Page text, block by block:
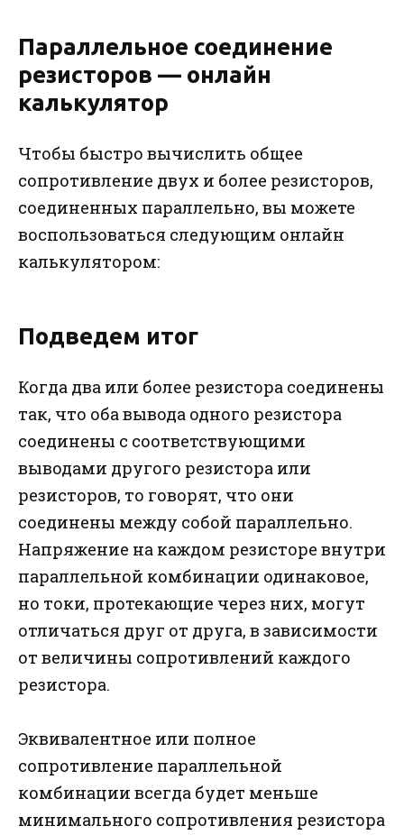
Параллельное соединение
резисторов — онлайн
калькулятор
Чтобы быстро вычислить общее
сопротивление двух и более резисторов,
соединенных параллельно, вы можете
воспользоваться следующим онлайн
калькулятором:
Подведем итог
Когда два или более резистора соединены
так, что оба вывода одного резистора
соединены с соответствующими
выводами другого резистора или
резисторов, то говорят, что они
соединены между собой параллельно.
Напряжение на каждом резисторе внутри
параллельной комбинации одинаковое,
но токи, протекающие через них, могут
отличаться друг от друга, в зависимости
от величины сопротивлений каждого
резистора.
Эквивалентное или полное
сопротивление параллельной
комбинации всегда будет меньше
минимального сопротивления резистора